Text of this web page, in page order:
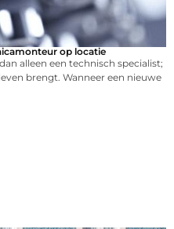
op locatie
alleen een technisch specialist;
brengt. Wanneer een nieuwe